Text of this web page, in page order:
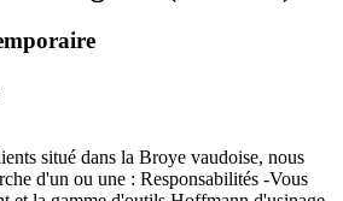
situé dans la Broye vaudoise, nous
d'un ou une : Responsabilités -Vous